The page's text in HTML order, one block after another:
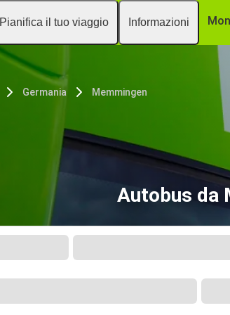
Pianifica il tuo viaggio Informazioni
Germania Memmingen
Autobus da